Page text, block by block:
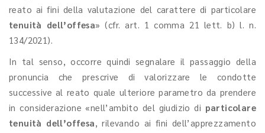
reato ai fini della valutazione del carattere di particolare
tenuità dell’offesa» (cfr. art. 1 comma 21 lett. b) l. n.
134/2021).
In tal senso, occorre quindi segnalare il passaggio della
pronuncia che prescrive di valorizzare le condotte
successive al reato quale ulteriore parametro da prendere
in considerazione «nell’ambito del giudizio di particolare
tenuità dell’offesa, rilevando ai fini dell’apprezzamento